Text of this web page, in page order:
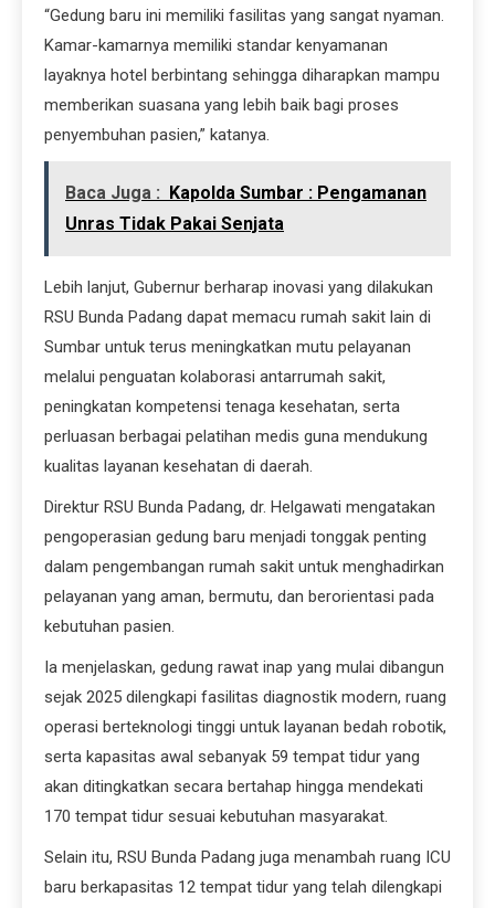
“Gedung baru ini memiliki fasilitas yang sangat nyaman.
Kamar-kamarnya memiliki standar kenyamanan
layaknya hotel berbintang sehingga diharapkan mampu
memberikan suasana yang lebih baik bagi proses
penyembuhan pasien,” katanya.
Baca Juga : Kapolda Sumbar : Pengamanan
Unras Tidak Pakai Senjata
Lebih lanjut, Gubernur berharap inovasi yang dilakukan
RSU Bunda Padang dapat memacu rumah sakit lain di
Sumbar untuk terus meningkatkan mutu pelayanan
melalui penguatan kolaborasi antarrumah sakit,
peningkatan kompetensi tenaga kesehatan, serta
perluasan berbagai pelatihan medis guna mendukung
kualitas layanan kesehatan di daerah.
Direktur RSU Bunda Padang, dr. Helgawati mengatakan
pengoperasian gedung baru menjadi tonggak penting
dalam pengembangan rumah sakit untuk menghadirkan
pelayanan yang aman, bermutu, dan berorientasi pada
kebutuhan pasien.
Ia menjelaskan, gedung rawat inap yang mulai dibangun
sejak 2025 dilengkapi fasilitas diagnostik modern, ruang
operasi berteknologi tinggi untuk layanan bedah robotik,
serta kapasitas awal sebanyak 59 tempat tidur yang
akan ditingkatkan secara bertahap hingga mendekati
170 tempat tidur sesuai kebutuhan masyarakat.
Selain itu, RSU Bunda Padang juga menambah ruang ICU
baru berkapasitas 12 tempat tidur yang telah dilengkapi